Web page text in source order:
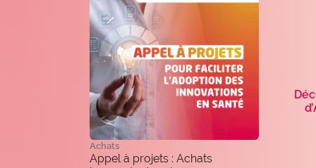
Achats
Appel à projets : Achats